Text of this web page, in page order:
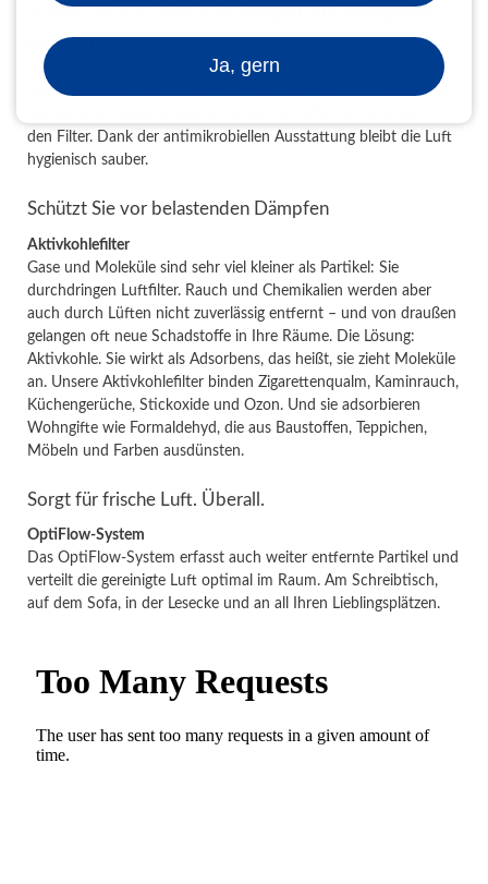
Schützt Sie vor Feinstaub, Erregern und Allergenen
HEPA-Filter
Unsere HEPA-Filter entfernen fast 100 % aller lungengängigen
und ultrafeinen Partikel aus Ihrer Raumluft. Auch Allergene wie
den Filter. Dank der antimikrobiellen Ausstattung bleibt die Luft
hygienisch sauber.
Schützt Sie vor belastenden Dämpfen
Aktivkohlefilter
Gase und Moleküle sind sehr viel kleiner als Partikel: Sie
durchdringen Luftfilter. Rauch und Chemikalien werden aber
auch durch Lüften nicht zuverlässig entfernt – und von draußen
gelangen oft neue Schadstoffe in Ihre Räume. Die Lösung:
Aktivkohle. Sie wirkt als Adsorbens, das heißt, sie zieht Moleküle
an. Unsere Aktivkohlefilter binden Zigarettenqualm, Kaminrauch,
Küchengerüche, Stickoxide und Ozon. Und sie adsorbieren
Wohngifte wie Formaldehyd, die aus Baustoffen, Teppichen,
Möbeln und Farben ausdünsten.
Sorgt für frische Luft. Überall.
OptiFlow-System
Das OptiFlow-System erfasst auch weiter entfernte Partikel und
verteilt die gereinigte Luft optimal im Raum. Am Schreibtisch,
auf dem Sofa, in der Lesecke und an all Ihren Lieblingsplätzen.
Ja, gern